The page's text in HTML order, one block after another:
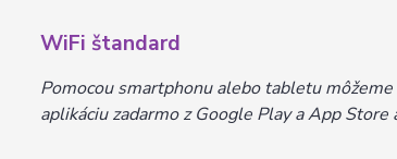
WiFi štandard
Pomocou smartphonu alebo tabletu
aplikáciu zadarmo z Google Play a App